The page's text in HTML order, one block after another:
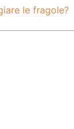
le fragole?